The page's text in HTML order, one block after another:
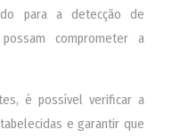
para a detecção de
comprometer a
é possível verificar a
e garantir que